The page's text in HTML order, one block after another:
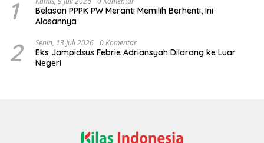
1
Belasan PPPK PW Meranti Memilih Berhenti, Ini
Alasannya
2 Senin, 13 Juli 2026 0 Komentar
Eks Jampidsus Febrie Adriansyah Dilarang ke Luar
Negeri